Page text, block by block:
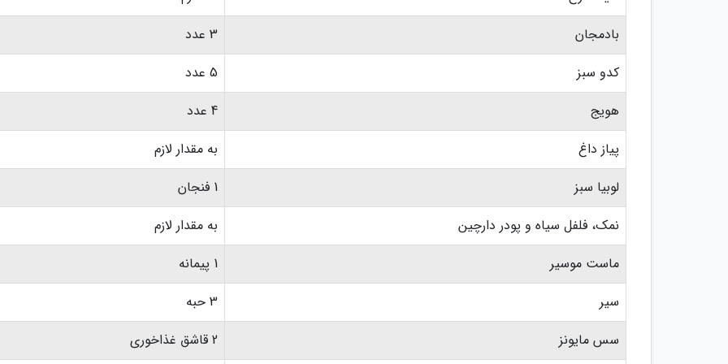
بادمجان
3 عدد
کدو سبز
5 عدد
هویج
4 عدد
پیاز داغ
به مقدار لازم
لوبیا سبز
1 فنجان
نمک، فلفل سیاه و پودر دارچین
به مقدار لازم
ماست موسیر
1 پیمانه
سیر
3 حبه
سس مایونز
2 قاشق غذاخوری